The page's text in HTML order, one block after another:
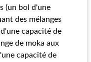
(un bol d'une
des mélanges
capacité de
de moka aux
capacité de